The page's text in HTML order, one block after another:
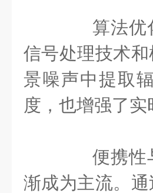
算法优化
信号处理技术
景噪声中提取
度，也增强了
便携性与
渐成为主流。